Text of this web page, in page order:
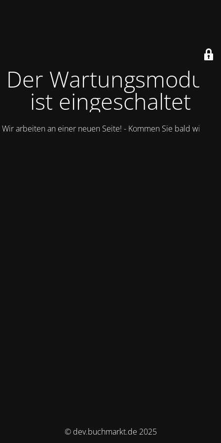
Der Wartungsmodus
ist eingeschaltet
Wir arbeiten an einer neuen Seite! - Kommen Sie bald wieder.
© dev.buchmarkt.de 2025